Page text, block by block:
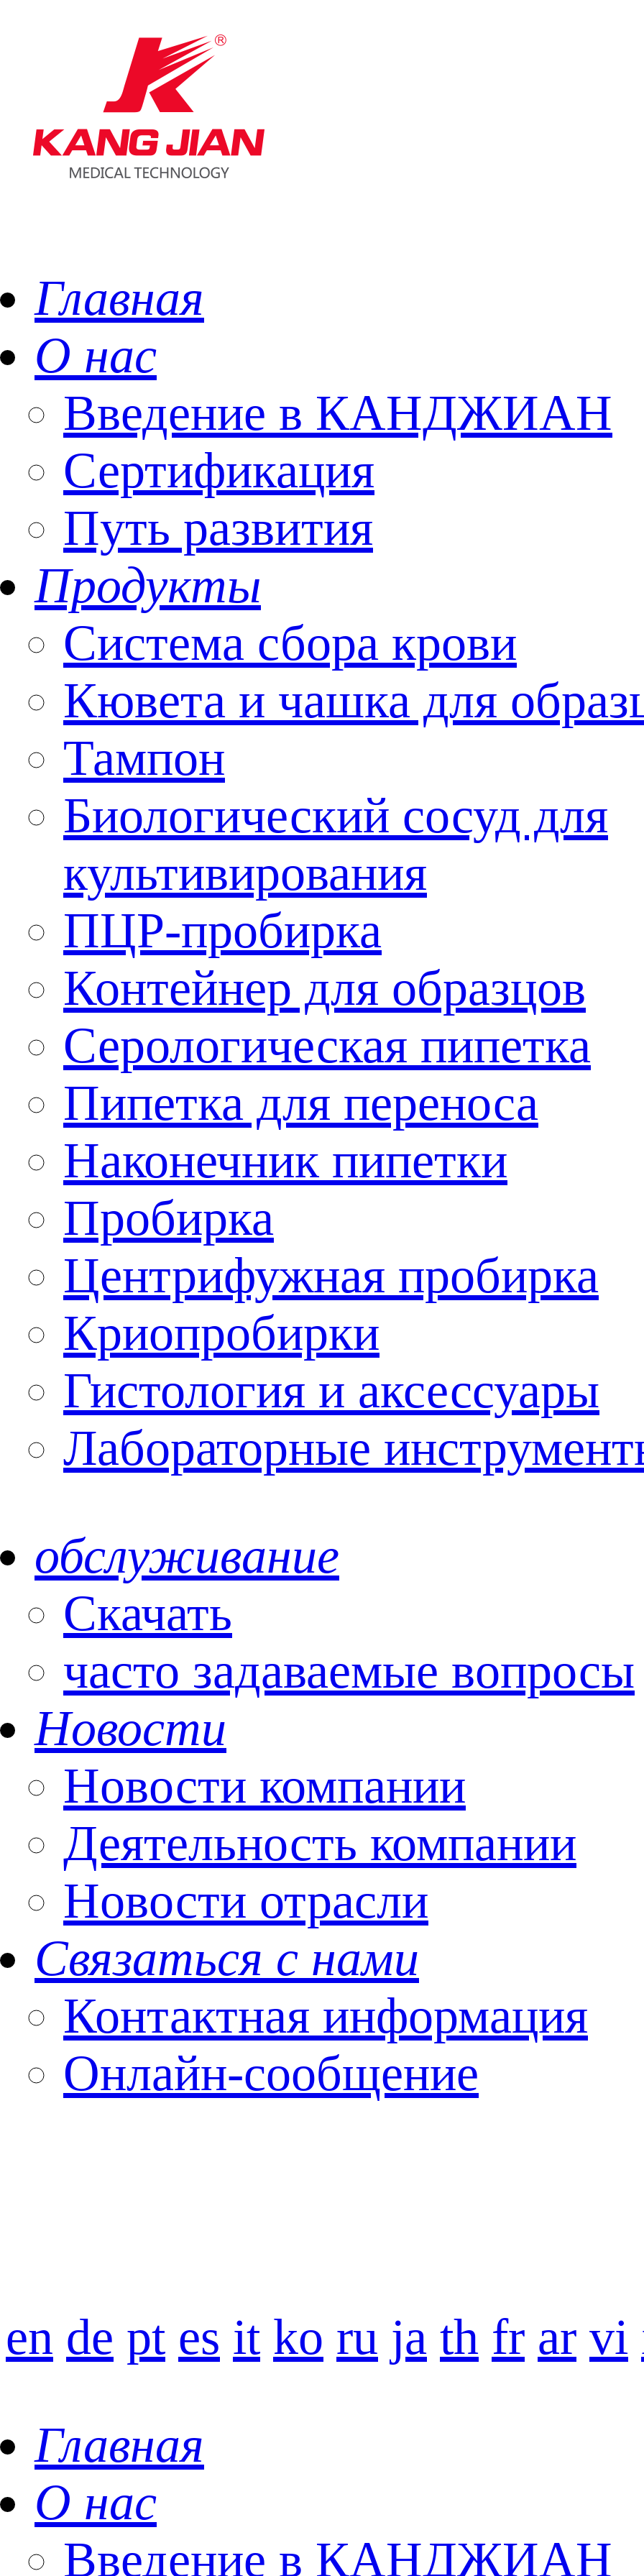
Главная
О нас
Введение в КАНДЖИАН
Сертификация
Путь развития
Продукты
Система сбора крови
Кювета и чашка для
Тампон
Биологический сосуд для
культивирования
ПЦР-пробирка
Контейнер для образцов
Серологическая пипетка
Пипетка для переноса
Наконечник пипетки
Пробирка
Центрифужная пробирка
Криопробирки
Гистология и аксессуары
Лабораторные
обслуживание
Скачать
часто задаваемые вопросы
Новости
Новости компании
Деятельность компании
Новости отрасли
Связаться с нами
Контактная информация
Онлайн-сообщение
en de pt es it ko ru ja th fr ar vi
Главная
О нас
Введение в КАНДЖИАН